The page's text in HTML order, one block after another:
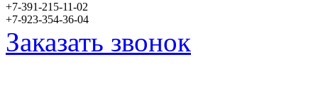
+7-391-215-11-02
+7-923-354-36-04
Заказать звонок